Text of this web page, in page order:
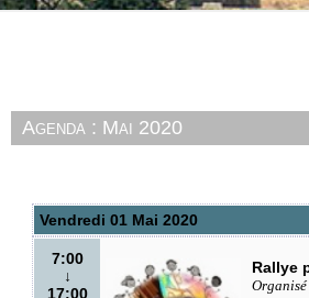
Agenda : Mai 2020
Vendredi 01 Mai 2020
7:00
↓
17:00
Rallye